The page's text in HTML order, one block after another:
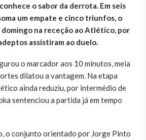
o sabor da derrota. Em seis
um empate e cinco triunfos, o
na receção ao Atlético, por
assistiram ao duelo.
o marcador aos 10 minutos, meia
dilatou a vantagem. Na etapa
ainda reduziu, por intermédio de
sentenciou a partida já em tempo
o conjunto orientado por Jorge Pinto